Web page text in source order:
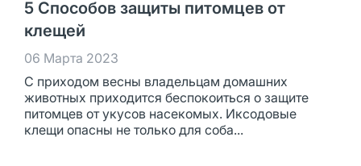
5 Способов защиты питомцев от
клещей
06 Марта 2023
С приходом весны владельцам домашних
животных приходится беспокоиться о защите
питомцев от укусов насекомых. Иксодовые
клещи опасны не только для соба...